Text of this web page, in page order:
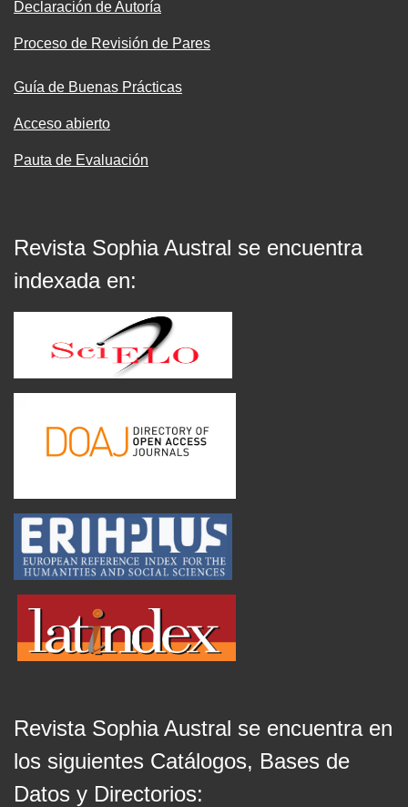
Declaración de Autoría
Proceso de Revisión de Pares
Guía de Buenas Prácticas
Acceso abierto
Pauta de Evaluación
Revista Sophia Austral se encuentra
indexada en:
Revista Sophia Austral se encuentra en
los siguientes Catálogos, Bases de
Datos y Directorios: